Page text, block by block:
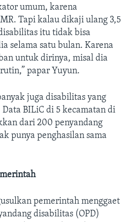
umum, karena
Tapi kalau dikaji ulang 3,5
itu tidak bisa
selama satu bulan. Karena
untuk dirinya, misal dia
papar Yuyun.
juga disabilitas yang
BILiC di 5 kecamatan di
dari 200 penyandang
punya penghasilan sama
pemerintah menggaet
disabilitas (OPD)